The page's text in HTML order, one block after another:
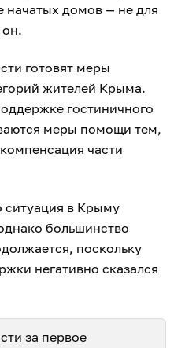
начатых домов — не для
он.
готовят меры
жителей Крыма.
гостиничного
меры помощи тем,
части
ситуация в Крыму
большинство
поскольку
негативно сказался
за первое